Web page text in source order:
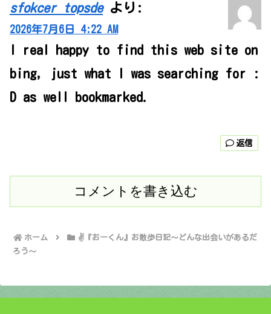
sfokcer topsde より:
2026年7月6日 4:22 AM
I real happy to find this web site on
bing, just what I was searching for :
D as well bookmarked.
返信
コメントを書き込む
ホーム
✌️『おーくん』お散歩日記〜どんな出会いがあるだ
ろう〜